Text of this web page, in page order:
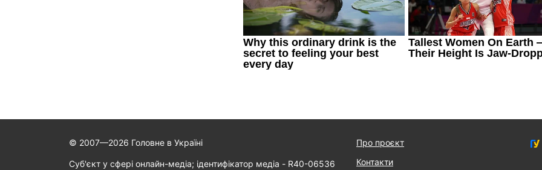
© 2007—2026 Головне в Україні
Cуб'єкт у сфері онлайн-медіа; ідентифікатор медіа - R40-06536
Про проєкт
Контакти